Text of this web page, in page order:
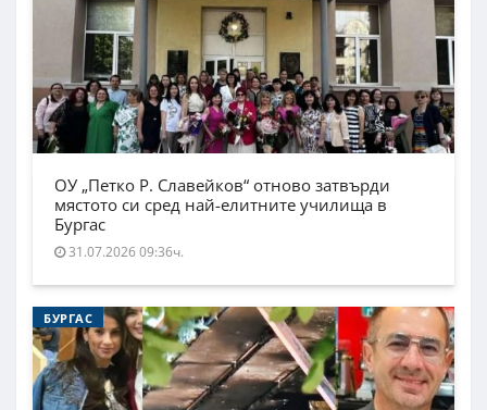
ОУ „Петко Р. Славейков“ отново затвърди
мястото си сред най-елитните училища в
Бургас
31.07.2026 09:36ч.
БУРГАС